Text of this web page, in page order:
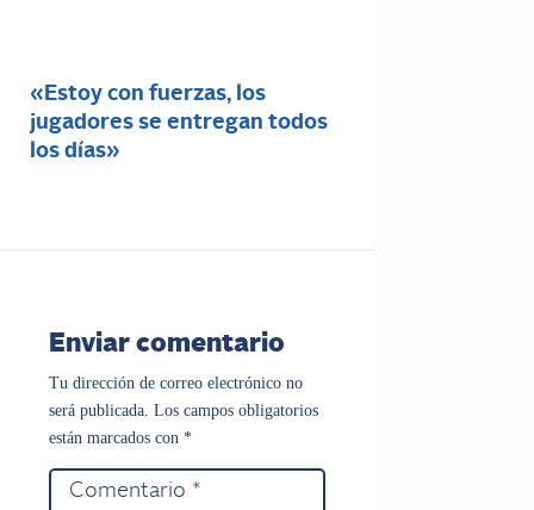
«Estoy con fuerzas, los
jugadores se entregan todos
los días»
Enviar comentario
Tu dirección de correo electrónico no
será publicada. Los campos obligatorios
están marcados con *